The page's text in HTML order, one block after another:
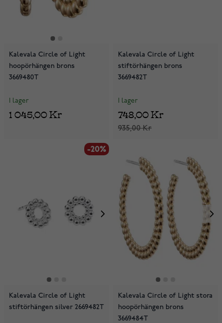
Kalevala Circle of Light
hoopörhängen brons
3669480T
I lager
1 045,00 Kr
Kalevala Circle of Light
stiftörhängen brons
3669482T
I lager
935,00 Kr
748,00 Kr
-20%
Kalevala Circle of Light
stiftörhängen silver 2669482T
Kalevala Circle of Light stora
hoopörhängen brons
3669484T